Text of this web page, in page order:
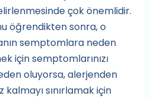
çok önemlidir.
öğrendikten sonra, o
semptomlara neden
için semptomlarınızı
oluyorsa, alerjenden
sınırlamak için